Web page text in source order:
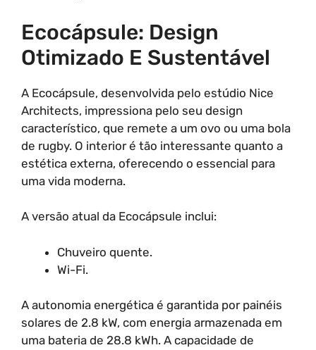
Ecocápsule: Design
Otimizado E Sustentável
A Ecocápsule, desenvolvida pelo estúdio Nice
Architects, impressiona pelo seu design
característico, que remete a um ovo ou uma bola
de rugby. O interior é tão interessante quanto a
estética externa, oferecendo o essencial para
uma vida moderna.
A versão atual da Ecocápsule inclui:
Chuveiro quente.
Wi-Fi.
A autonomia energética é garantida por painéis
solares de 2.8 kW, com energia armazenada em
uma bateria de 28.8 kWh. A capacidade de